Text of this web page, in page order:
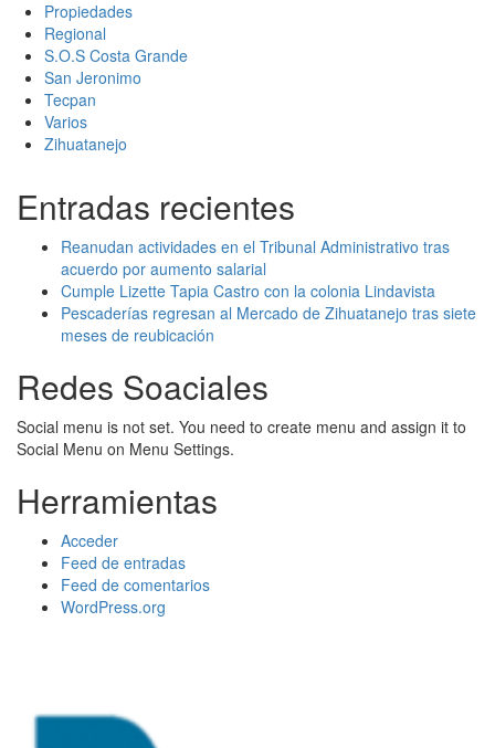
Propiedades
Regional
S.O.S Costa Grande
San Jeronimo
Tecpan
Varios
Zihuatanejo
Entradas recientes
Reanudan actividades en el Tribunal Administrativo tras
acuerdo por aumento salarial
Cumple Lizette Tapia Castro con la colonia Lindavista
Pescaderías regresan al Mercado de Zihuatanejo tras siete
meses de reubicación
Redes Soaciales
Social menu is not set. You need to create menu and assign it to
Social Menu on Menu Settings.
Herramientas
Acceder
Feed de entradas
Feed de comentarios
WordPress.org